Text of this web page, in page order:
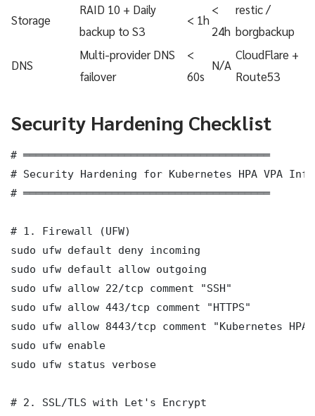
Storage
RAID 10 + Daily
backup to S3
< 1h
<
24h
restic /
borgbackup
DNS
Multi-provider DNS
failover
<
60s
N/A
CloudFlare +
Route53
Security Hardening Checklist
# ═══════════════════════════════════════
# Security Hardening for Kubernetes HPA VPA
# ═══════════════════════════════════════
# 1. Firewall (UFW)
sudo ufw default deny incoming
sudo ufw default allow outgoing
sudo ufw allow 22/tcp comment "SSH"
sudo ufw allow 443/tcp comment "HTTPS"
sudo ufw allow 8443/tcp comment "Kubernetes
sudo ufw enable
sudo ufw status verbose
# 2. SSL/TLS with Let's Encrypt